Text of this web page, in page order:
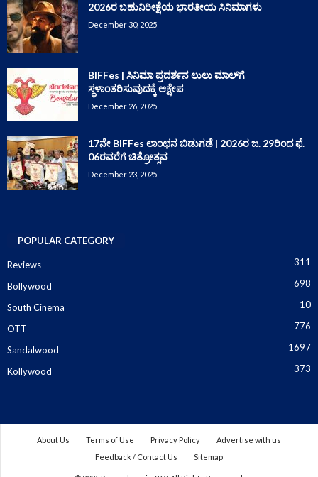
2026ರ ಬಹುನಿರೀಕ್ಷೆಯ ಭಾರತೀಯ ಸಿನಿಮಾಗಳು
December 30, 2025
BIFFes | ಸಿನಿಮಾ ಪ್ರದರ್ಶನ ಲುಲು ಮಾಲ್‌ಗೆ
ಸ್ಥಳಾಂತರಿಸುವುದಕ್ಕೆ ಆಕ್ಷೇಪ
December 26, 2025
17ನೇ BIFFes ಲಾಂಛನ ಬಿಡುಗಡೆ | 2026ರ ಜ. 29ರಿಂದ ಫೆ.
06ರವರೆಗೆ ಚಿತ್ರೋತ್ಸವ
December 23, 2025
POPULAR CATEGORY
Reviews 311
Bollywood 698
South Cinema 10
OTT 776
Sandalwood 1697
Kollywood 373
About Us Terms of Use Privacy Policy
Advertise with us
Feedback / Contact Us
Sitemap